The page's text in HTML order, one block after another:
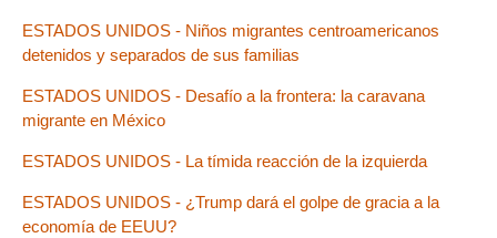
ESTADOS UNIDOS - Niños migrantes centroamericanos
detenidos y separados de sus familias
ESTADOS UNIDOS - Desafío a la frontera: la caravana
migrante en México
ESTADOS UNIDOS - La tímida reacción de la izquierda
ESTADOS UNIDOS - ¿Trump dará el golpe de gracia a la
economía de EEUU?